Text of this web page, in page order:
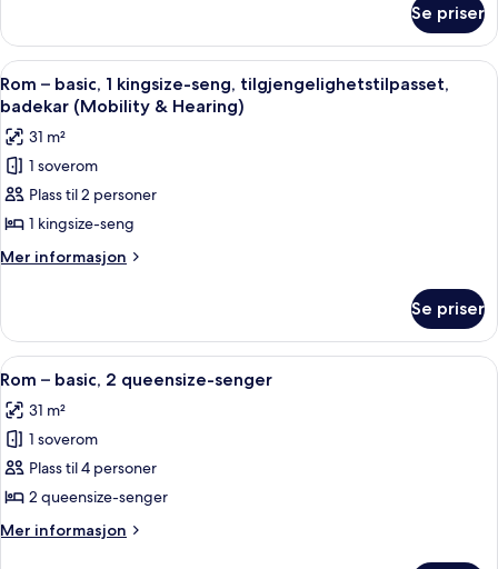
byutsikt
(Roll-
In
Shower)
–
premium,
1
kingsize-
tilgjengelighetstilpasset,
byutsikt
(Roll-
In
Shower)
Se priser
Åpne
alle
bildene
av
Rom
–
basic,
1
tilgjengelighetstilpasset,
badekar
(Mobility
&
Hearing)
Sengetøy av topp kvalitet, safe på
6
Rom – basic, 1 kingsize-seng, tilgjengelighetstilpasset,
badekar (Mobility & Hearing)
31 m²
1 soverom
Plass til 2 personer
1 kingsize-seng
Mer informasjon
Mer
–
basic,
1
seng,
tilgjengelighetstilpasset,
(Mobility
&
Se priser
Åpne
alle
bildene
av
Rom
–
basic,
2
Sengetøy av topp kvalitet, safe på
6
Rom – basic, 2 queensize-senger
31 m²
1 soverom
Plass til 4 personer
2 queensize-senger
Mer informasjon
Mer